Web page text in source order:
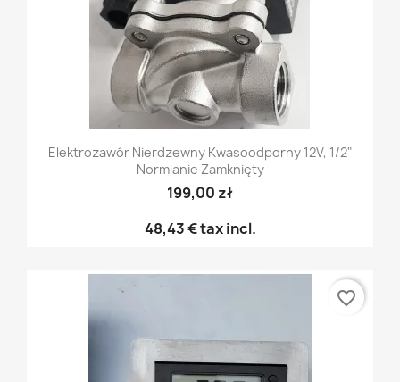
Elektrozawór Nierdzewny Kwasoodporny 12V, 1/2"
Normlanie Zamknięty
199,00 zł
48,43 €tax incl.
favorite_border